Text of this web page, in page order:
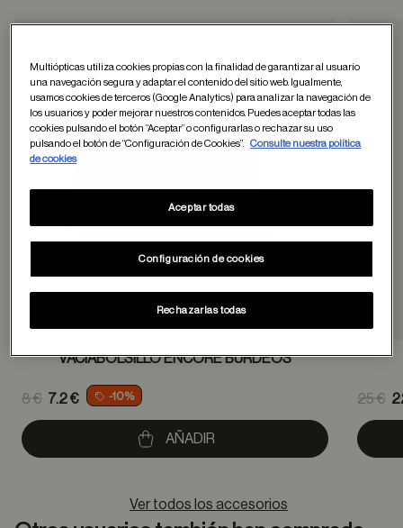
Guardar en
VACIABOLSILLO ENCORE BURDEOS
Price reduced from
8 €
to
7.2 € -10%
AÑADIR
25 €
to
Ver todos los accesorios
Multiópticas utiliza cookies propias con la finalidad de garantizar al usuario
una navegación segura y adaptar el contenido del sitio web. Igualmente,
usamos cookies de terceros (Google Analytics) para analizar la navegación de
los usuarios y poder mejorar nuestros contenidos. Puedes aceptar todas las
cookies pulsando el botón “Aceptar” o configurarlas o rechazar su uso
pulsando el botón de “Configuración de Cookies”.
Consulte nuestra política
de cookies
Configuración de cookies
Rechazarlas todas
Aceptar todas